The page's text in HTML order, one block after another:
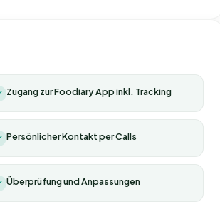
Zugang zur Foodiary App inkl. Tracking
Persönlicher Kontakt per Calls
Überprüfung und Anpassungen